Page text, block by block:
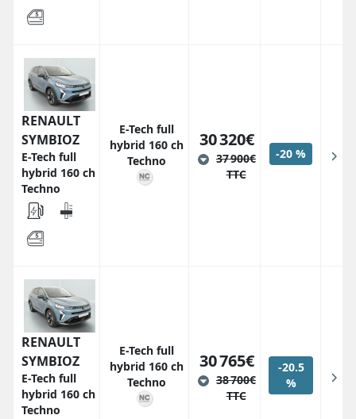
RENAULT
SYMBIOZ
E-Tech full
hybrid 160 ch
Techno
E-Tech full
hybrid 160 ch
Techno
30 320€
37 900€
TTC
-20 %
RENAULT
SYMBIOZ
E-Tech full
hybrid 160 ch
Techno
E-Tech full
hybrid 160 ch
Techno
30 765€
38 700€
TTC
-20.5
%